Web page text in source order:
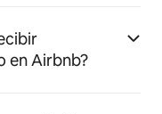
en Airbnb?